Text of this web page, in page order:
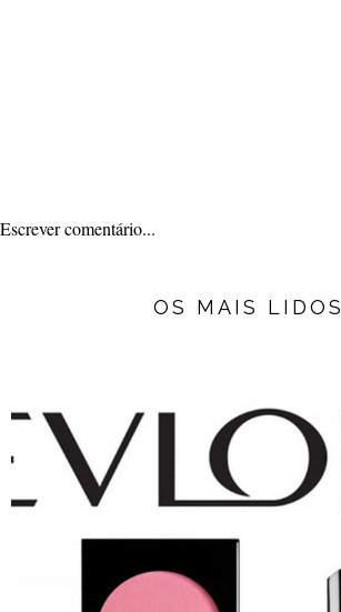
Escrever comentário...
OS MAIS LIDOS